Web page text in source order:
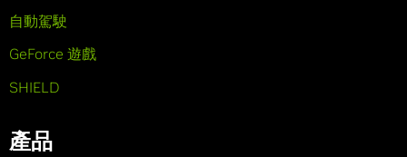
自動駕駛
GeForce 遊戲
SHIELD
產品